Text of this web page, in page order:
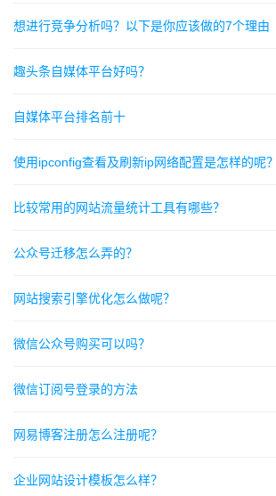
想进行竞争分析吗？以下是你应该做的7个理由
趣头条自媒体平台好吗？
自媒体平台排名前十
使用ipconfig查看及刷新ip网络配置是怎样的呢？
比较常用的网站流量统计工具有哪些？
公众号迁移怎么弄的？
网站搜索引擎优化怎么做呢？
微信公众号购买可以吗？
微信订阅号登录的方法
网易博客注册怎么注册呢？
企业网站设计模板怎么样？